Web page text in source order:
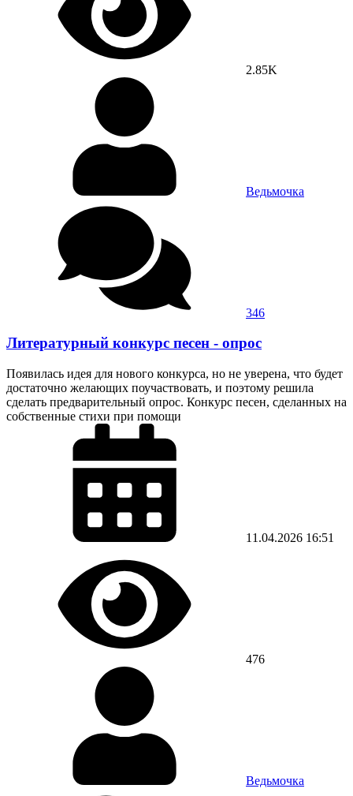
2.85K
Ведьмочка
346
Литературный конкурс песен - опрос
Появилась идея для нового конкурса, но не уверена, что будет
достаточно желающих поучаствовать, и поэтому решила
сделать предварительный опрос. Конкурс песен, сделанных на
собственные стихи при помощи
11.04.2026 16:51
476
Ведьмочка